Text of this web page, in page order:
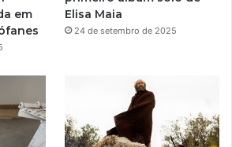
em
Elisa Maia
24 de setembro de 2025